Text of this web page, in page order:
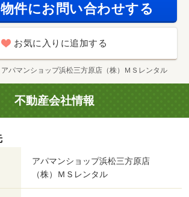
件にお問い合わせする
お気に入りに追加する
アパマンショップ浜松三方原店（株）ＭＳレンタル
不動産会社情報
アパマンショップ浜松三方原店
（株）ＭＳレンタル